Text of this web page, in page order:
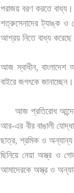
পরাজয় বরণ করতে বাধ্য।
শত্রুসেনাদের ট্যাঙ্ক ও
আশ্রয় নিতে বাধ্য
আজ স্বাধীন, বাংলাদেশ
বাইরে জগৎকে জানাচ্ছেন।
আজ প্রতিরোধ
আর-এর বীর বাঙালী
ছাত্র, শ্রমিক ও অন্যান্য
ছিনিয়ে নেয়া অস্ত্র ও
আমাদেরকে অস্ত্র ও